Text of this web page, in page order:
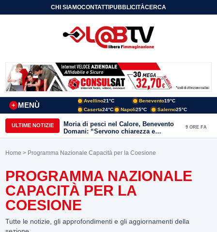
CHI SIAMOCONTATTIPUBBLICITÀCERCA
MENÙ
+
Avellino21°C Benevento19°C
Caserta24°C Napoli25°C Salerno25°C
ULTIME NOTIZIE
Moria di pesci nel Calore, Benevento
Domani: “Servono chiarezza e
approfondimenti sulla gestione
9 ORE FA
Home > Programma Nazionale Capacità per la Coesione
PROGRAMMA NAZIONALE
CAPACITÀ PER LA
COESIONE
Tutte le notizie, gli approfondimenti e gli aggiornamenti della